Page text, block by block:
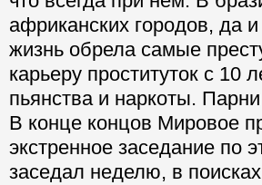
африканских городов, да
жизнь обрела самые
карьеру проституток с 10
пьянства и наркоты.
В конце концов Мировое
экстренное заседание по
заседал неделю, в